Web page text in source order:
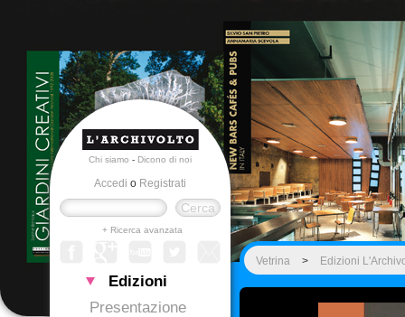
Chi siamo - Dicono di noi
Accedi o Registrati
+ Ricerca avanzata
Edizioni
Presentazione
Vetrina > Edizioni